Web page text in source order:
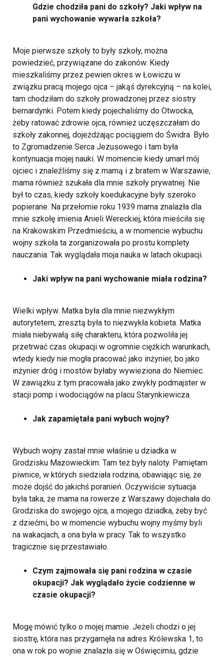
Gdzie chodziła pani do szkoły? Jaki wpływ na
pani wychowanie wywarła szkoła?
Moje pierwsze szkoły to były szkoły, można
powiedzieć, przywiązane do zakonów. Kiedy
mieszkaliśmy przez pewien okres w Łowiczu w
związku pracą mojego ojca – jakąś dyrekcyjną – na kolei,
tam chodziłam do szkoły prowadzonej przez siostry
bernardynki. Potem kiedy pojechaliśmy do Otwocka,
żeby ratować zdrowie ojca, również uczęszczałam do
szkoły zakonnej, dojeżdżając pociągiem do Świdra. Było
to Zgromadzenie Serca Jezusowego i tam była
kontynuacja mojej nauki. W momencie kiedy umarł mój
ojciec i znaleźliśmy się z mamą i z bratem w Warszawie,
mama również szukała dla mnie szkoły prywatnej. Nie
był to czas, kiedy szkoły koedukacyjne były szeroko
popierane. Na przełomie roku 1939 mama znalazła dla
mnie szkołę imienia Anieli Wereckiej, która mieściła się
na Krakowskim Przedmieściu, a w momencie wybuchu
wojny szkoła ta zorganizowała po prostu komplety
nauczania. Tak wyglądała moja nauka w latach okupacji.
Jaki wpływ na pani wychowanie miała rodzina?
Wielki wpływ. Matka była dla mnie niezwykłym
autorytetem, zresztą była to niezwykła kobieta. Matka
miała niebywałą siłę charakteru, która pozwoliła jej
przetrwać czas okupacji w ogromnie ciężkich warunkach,
wtedy kiedy nie mogła pracować jako inżynier, bo jako
inżynier dróg i mostów byłaby wywieziona do Niemiec.
W zawiązku z tym pracowała jako zwykły podmajster w
stacji pomp i wodociągów na placu Starynkiewicza.
Jak zapamiętała pani wybuch wojny?
Wybuch wojny zastał mnie właśnie u dziadka w
Grodzisku Mazowieckim. Tam też były naloty. Pamiętam
piwnice, w których siedziała rodzina, obawiając się, że
może dojść do jakichś poranień. Oczywiście sytuacja
była taka, że mama na rowerze z Warszawy dojechała do
Grodziska do swojego ojca, a mojego dziadka, żeby być
z dziećmi, bo w momencie wybuchu wojny myśmy byli
na wakacjach, a ona była w pracy. Tak to wszystko
tragicznie się przestawiało.
Czym zajmowała się pani rodzina w czasie
okupacji? Jak wyglądało życie codzienne w
czasie okupacji?
Mogę mówić tylko o mojej mamie. Jeżeli chodzi o jej
siostrę, która nas przygarnęła na adres Królewska 1, to
ona w rok po wojnie znalazła się w Oświęcimiu, gdzie